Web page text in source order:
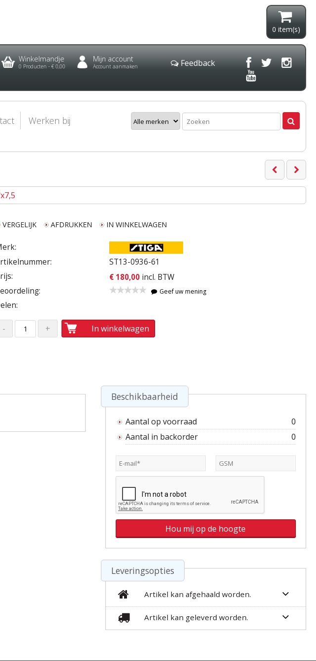
0 item(s)
Winkelmandje
0 Producten - € 0,00
Mijn account
Account aanmaken Feedback
Werken bij
VERGELIJK AFDRUKKEN IN WINKELWAGEN
ST13-0936-61
€ 180,00 incl. BTW
Geef uw mening
In winkelwagen
Beschikbaarheid
Aantal op voorraad
0
Aantal in backorder
0
Leveringsopties
Artikel kan afgehaald worden.
Artikel kan geleverd worden.